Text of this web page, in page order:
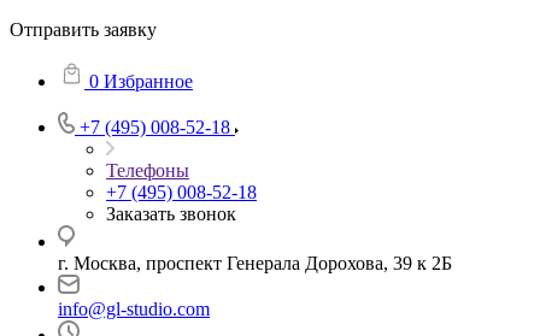
Отправить заявку
0 Избранное
+7 (495) 008-52-18
Телефоны
+7 (495) 008-52-18
Заказать звонок
г. Москва, проспект Генерала Дорохова, 39 к 2Б
info@gl-studio.com